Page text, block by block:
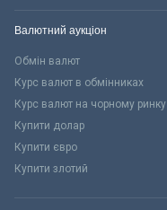
Валютний аукціон
Обмін валют
Курс валют в обмінниках
Курс валют на чорному ринку
Купити долар
Купити євро
Купити злотий